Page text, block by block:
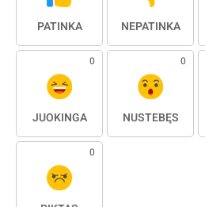
PATINKA NEPATINKA
0
JUOKINGA
0
NUSTEBĘS
0